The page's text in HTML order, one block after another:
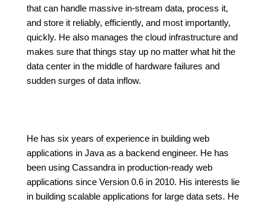
that can handle massive in-stream data, process it,
and store it reliably, efficiently, and most importantly,
quickly. He also manages the cloud infrastructure and
makes sure that things stay up no matter what hit the
data center in the middle of hardware failures and
sudden surges of data inflow.
He has six years of experience in building web
applications in Java as a backend engineer. He has
been using Cassandra in production-ready web
applications since Version 0.6 in 2010. His interests lie
in building scalable applications for large data sets. He